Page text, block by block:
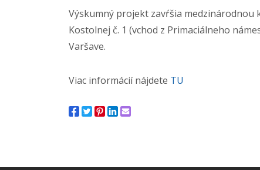
Výskumný projekt zavŕšia medzinárodnou
Kostolnej č. 1 (vchod z Primaciálneho
Varšave.
Viac informácií nájdete TU